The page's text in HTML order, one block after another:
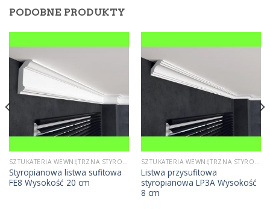
PODOBNE PRODUKTY
SZTUKATERIA WEWNĘTRZNA STYROPIANOWA
Styropianowa listwa sufitowa
FE8 Wysokość 20 cm
SZTUKATERIA WEWNĘTRZNA STYROPIANOWA
Listwa przysufitowa
styropianowa LP3A Wysokość
8 cm